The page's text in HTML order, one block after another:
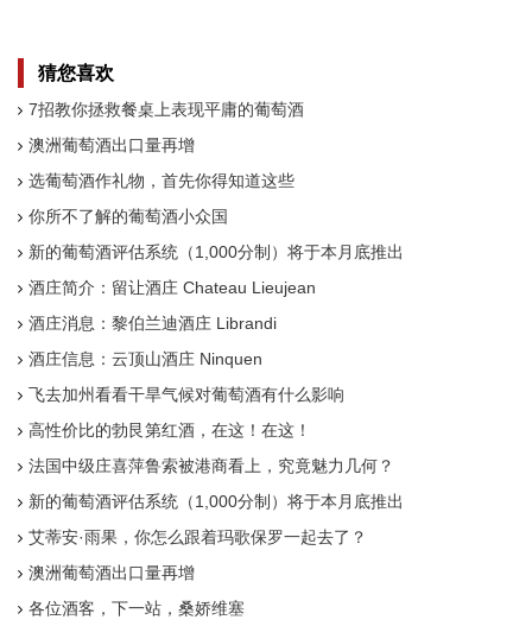
猜您喜欢
7招教你拯救餐桌上表现平庸的葡萄酒
澳洲葡萄酒出口量再增
选葡萄酒作礼物，首先你得知道这些
你所不了解的葡萄酒小众国
新的葡萄酒评估系统（1,000分制）将于本月底推出
酒庄简介：留让酒庄 Chateau Lieujean
酒庄消息：黎伯兰迪酒庄 Librandi
酒庄信息：云顶山酒庄 Ninquen
飞去加州看看干旱气候对葡萄酒有什么影响
高性价比的勃艮第红酒，在这！在这！
法国中级庄喜萍鲁索被港商看上，究竟魅力几何？
新的葡萄酒评估系统（1,000分制）将于本月底推出
艾蒂安·雨果，你怎么跟着玛歌保罗一起去了？
澳洲葡萄酒出口量再增
各位酒客，下一站，桑娇维塞